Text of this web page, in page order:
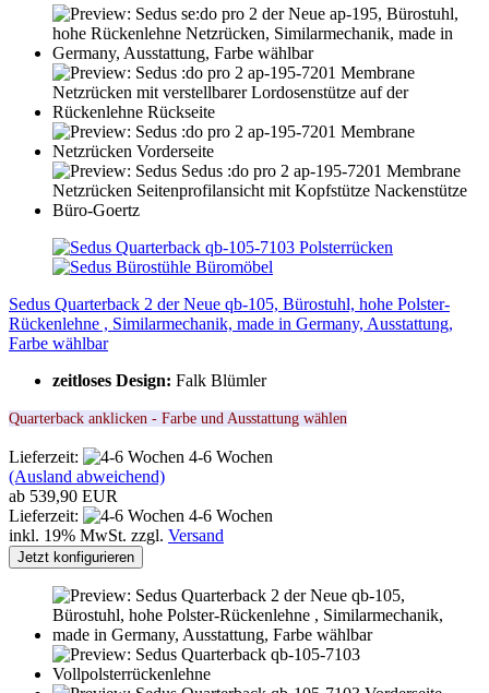
Sedus Quarterback 2 der Neue qb-105, Bürostuhl, hohe Polster-
Rückenlehne , Similarmechanik, made in Germany, Ausstattung,
Farbe wählbar
zeitloses Design: Falk Blümler
Quarterback anklicken - Farbe und Ausstattung wählen
Lieferzeit:
4-6 Wochen
(Ausland abweichend)
ab 539,90 EUR
Lieferzeit:
4-6 Wochen
inkl. 19% MwSt. zzgl. Versand
Jetzt konfigurieren